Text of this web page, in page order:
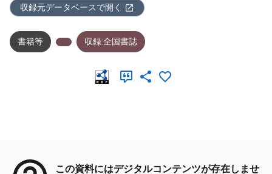
収録元データベースで開く
書籍等 収録:全国書誌
この資料にはデジタルコンテンツが存在しませ